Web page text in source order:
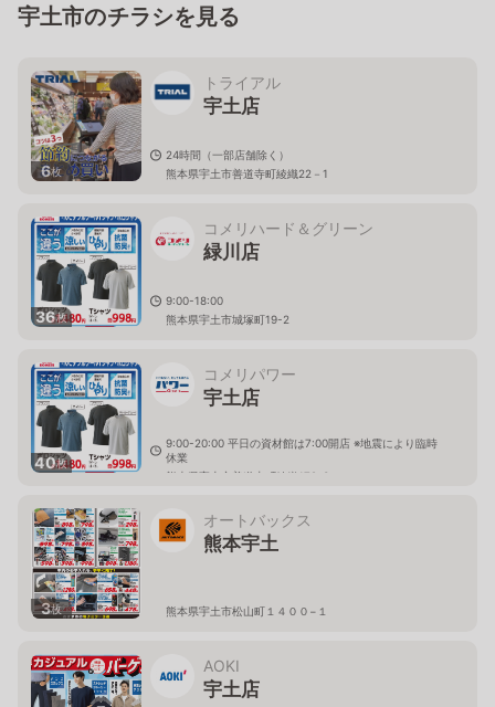
宇土市のチラシを見る
6枚
トライアル
宇土店
24時間（一部店舗除く）
熊本県宇土市善道寺町綾織22－1
36枚
コメリハード＆グリーン
緑川店
9:00-18:00
熊本県宇土市城塚町19-2
40枚
コメリパワー
宇土店
9:00-20:00 平日の資材館は7:00開店 ※地震により臨時
休業
熊本県宇土市善道寺町綾織179-3
3枚
オートバックス
熊本宇土
熊本県宇土市松山町１４００−１
AOKI
宇土店